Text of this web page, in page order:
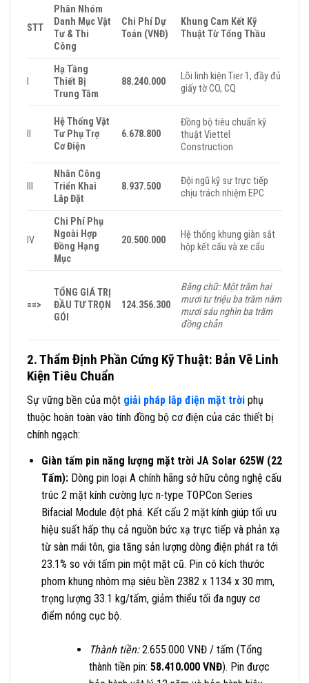
STT
Phân Nhóm
Danh Mục Vật
Tư & Thi
Công
Chi Phí Dự
Toán (VNĐ)
Khung Cam Kết Kỹ
Thuật Từ Tổng Thầu
Hạ Tầng
Thiết Bị
Trung Tâm
88.240.000
Lõi linh kiện Tier 1, đầy đủ
giấy tờ CO, CQ
Hệ Thống Vật
Tư Phụ Trợ
Cơ Điện
6.678.800
Đồng bộ tiêu chuẩn kỹ
thuật Viettel
Construction
Nhân Công
Triển Khai
Lắp Đặt
8.937.500
Đội ngũ kỹ sư trực tiếp
chịu trách nhiệm EPC
IV
Chi Phí Phụ
Ngoài Hợp
Đồng Hạng
Mục
20.500.000
Hệ thống khung giàn sắt
hộp kết cấu và xe cẩu
==>
TỔNG GIÁ TRỊ
ĐẦU TƯ TRỌN
GÓI
124.356.300
Bằng chữ: Một trăm hai
mươi tư triệu ba trăm năm
mươi sáu nghìn ba trăm
đồng chẵn
2. Thẩm Định Phần Cứng Kỹ Thuật: Bản Vẽ Linh
Kiện Tiêu Chuẩn
Sự vững bền của một giải pháp lắp điện mặt trời phụ
thuộc hoàn toàn vào tính đồng bộ cơ điện của các thiết bị
chính ngạch:
Giàn tấm pin năng lượng mặt trời JA Solar 625W (22
Tấm):Dòng pin loại A chính hãng sở hữu công nghệ cấu
trúc 2 mặt kính cường lực n-type TOPCon Series
Bifacial Module đột phá. Kết cấu 2 mặt kính giúp tối ưu
hiệu suất hấp thụ cả nguồn bức xạ trực tiếp và phản xạ
từ sàn mái tôn, gia tăng sản lượng dòng điện phát ra tới
23.1% so với tấm pin một mặt cũ. Pin có kích thước
phom khung nhôm mạ siêu bền 2382 x 1134 x 30 mm,
trọng lượng 33.1 kg/tấm, giảm thiểu tối đa nguy cơ
điểm nóng cục bộ.
Thành tiền:2.655.000 VNĐ / tấm (Tổng
thành tiền pin: 58.410.000 VNĐ). Pin được